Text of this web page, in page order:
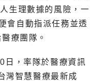
生理數據的風險，一
會自動指派任務並透
療團隊。
日，率隊於醫療資訊
灣智慧醫療最新成